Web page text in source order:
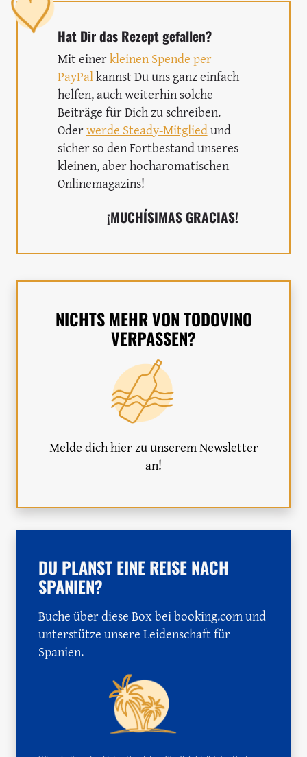
Hat Dir das Rezept gefallen?
Mit einerkleinen Spende per
PayPalkannst Du uns ganz einfach
helfen, auch weiterhin solche
Beiträge für Dich zu schreiben.
Oderwerde Steady-Mitgliedund
sicher so den Fortbestand unseres
kleinen, aber hocharomatischen
Onlinemagazins!
¡MUCHÍSIMAS GRACIAS!
NICHTS MEHR VON TODOVINO
VERPASSEN?
Melde dich hier zu unserem Newsletter
an!
DU PLANST EINE REISE NACH
SPANIEN?
Buche über diese Box bei booking.com und
unterstütze unsere Leidenschaft für
Spanien.